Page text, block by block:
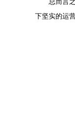
下坚实的运